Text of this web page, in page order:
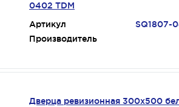
0402 TDM
Артикул
SQ1807-
Производитель
Дверца ревизионная 300х500